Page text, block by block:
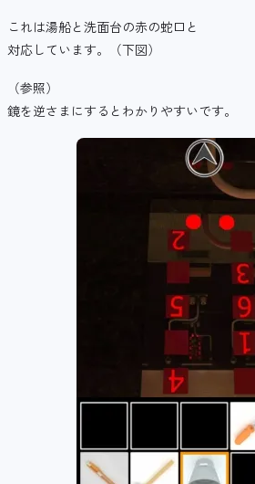
これは湯船と洗面台の赤の蛇口と
対応しています。（下図）
（参照）
鏡を逆さまにするとわかりやすいです。